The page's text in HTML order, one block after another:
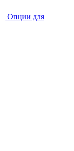
Опции для